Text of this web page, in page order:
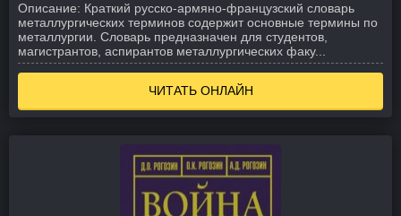
Описание: Краткий русско-армяно-французский словарь
металлургических терминов содержит основные термины по
металлургии. Словарь предназначен для студентов,
магистрантов, аспирантов металлургических факу...
ЧИТАТЬ ОНЛАЙН